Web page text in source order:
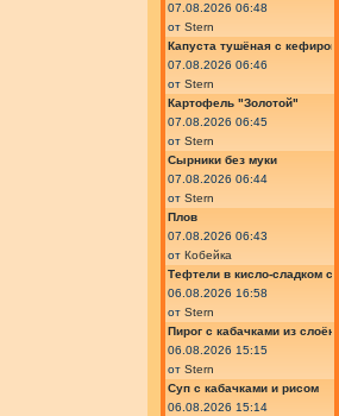
07.08.2026 06:48
от Stern
Капуста тушёная с кефиром
07.08.2026 06:46
от Stern
Картофель "Золотой"
07.08.2026 06:45
от Stern
Сырники без муки
07.08.2026 06:44
от Stern
Плов
07.08.2026 06:43
от Кобейка
Тефтели в кисло-сладком
06.08.2026 16:58
от Stern
Пирог с кабачками из
06.08.2026 15:15
от Stern
Суп с кабачками и рисом
06.08.2026 15:14